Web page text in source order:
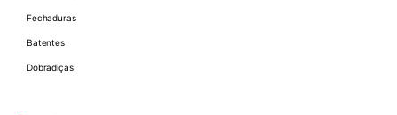
Fechaduras
Batentes
Dobradiças